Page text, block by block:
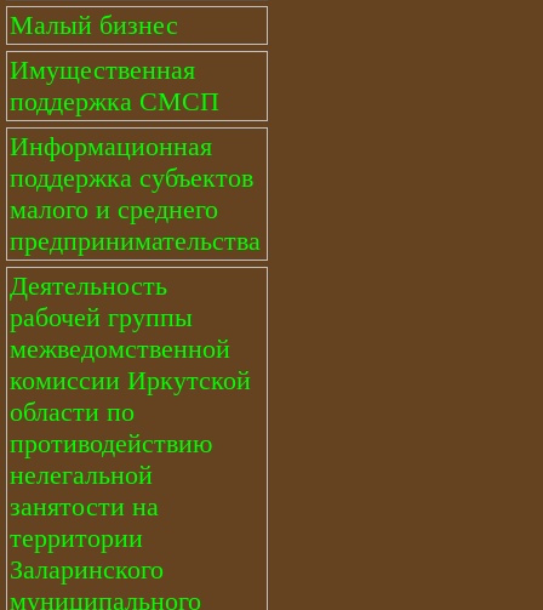
Малый бизнес
Имущественная
поддержка СМСП
Информационная
поддержка субъектов
малого и среднего
предпринимательства
Деятельность
рабочей группы
межведомственной
комиссии Иркутской
области по
противодействию
нелегальной
занятости на
территории
Заларинского
муниципального